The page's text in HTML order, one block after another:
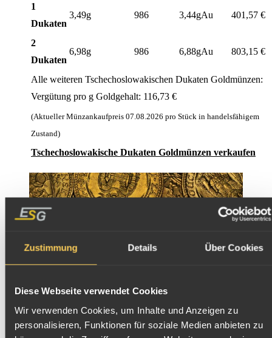
Zustimmung Details Über Cookies
Diese Webseite verwendet Cookies
Wir verwenden Cookies, um Inhalte und Anzeigen zu
personalisieren, Funktionen für soziale Medien anbieten zu
1
Dukaten
3,49g 986 3,44gAu 401,57 €
2
Dukaten
6,98g 986 6,88gAu 803,15 €
Alle weiteren Tschechoslowakischen Dukaten Goldmünzen:
Vergütung pro g Goldgehalt: 116,73 €
(Aktueller Münzankaufpreis 07.08.2026 pro Stück in handelsfähigem
Zustand)
Tschechoslowakische Dukaten Goldmünzen verkaufen